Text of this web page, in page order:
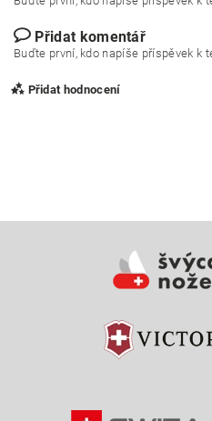
Přidat komentář
Buďte první, kdo napíše příspěvek k
Přidat hodnocení